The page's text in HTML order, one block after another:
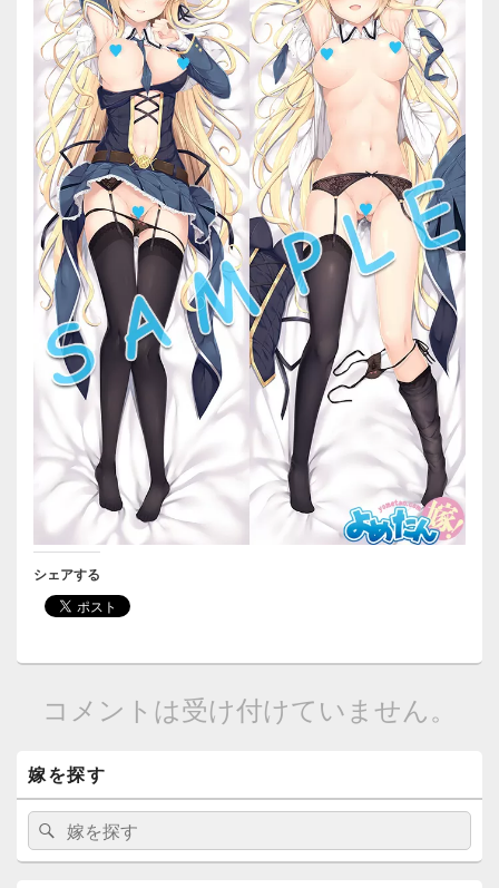
シェアする
コメントは受け付けていません。
イ
ン
サ
ド
嫁を探す
検
索:
検
索